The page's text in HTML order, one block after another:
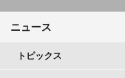
ニュース
トピックス